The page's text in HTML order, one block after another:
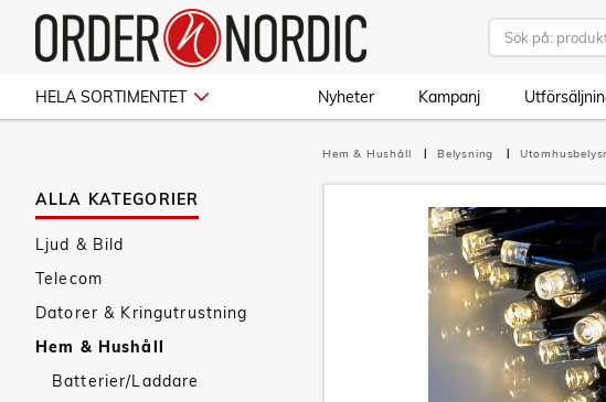
HELA SORTIMENTET Nyheter Kampanj
ALLA KATEGORIER
Ljud & Bild
Telecom
Datorer & Kringutrustning
Hem & Hushåll
Batterier/Laddare
Hem & Hushåll Belysning